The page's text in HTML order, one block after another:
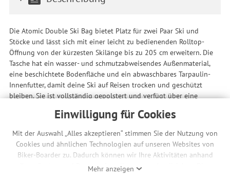
Einwilligung für Cookies
Mit der Auswahl „Alles akzeptieren“ stimmen Sie der Nutzung von
Cookies und ähnlichen Technologien auf unseren Websites von
Biker-Boarder zu. Dadurch können wir Ihre Aktivitäten anhand
Ihrer Geräte- und Browsereinstellungen nachvollziehen. Dies
Mehr anzeigen
Die Atomic Double Ski Bag bietet Platz für zwei Paar Ski und
Stöcke und lässt sich mit einer leicht zu bedienenden Rolltop-
Öffnung von der kürzesten Skilänge bis zu 205 cm erweitern. Die
Tasche hat ein wasser- und schmutzabweisendes Außenmaterial,
eine beschichtete Bodenfläche und ein abwaschbares Tarpaulin-
Innenfutter, damit deine Ski auf Reisen trocken und geschützt
bleiben. Sie ist vollständig gepolstert und verfügt über eine
einfachen Zugang.
Features
Platz für zwei Paar Ski und Stöcke